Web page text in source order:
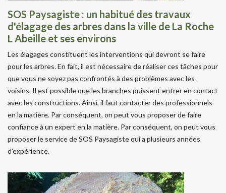
SOS Paysagiste : un habitué des travaux
d'élagage des arbres dans la ville de La Roche
L Abeille et ses environs
Les élagages constituent les interventions qui devront se faire
pour les arbres. En fait, il est nécessaire de réaliser ces tâches pour
que vous ne soyez pas confrontés à des problèmes avec les
voisins. Il est possible que les branches puissent entrer en contact
avec les constructions. Ainsi, il faut contacter des professionnels
en la matière. Par conséquent, on peut vous proposer de faire
confiance à un expert en la matière. Par conséquent, on peut vous
proposer le service de SOS Paysagiste qui a plusieurs années
d'expérience.